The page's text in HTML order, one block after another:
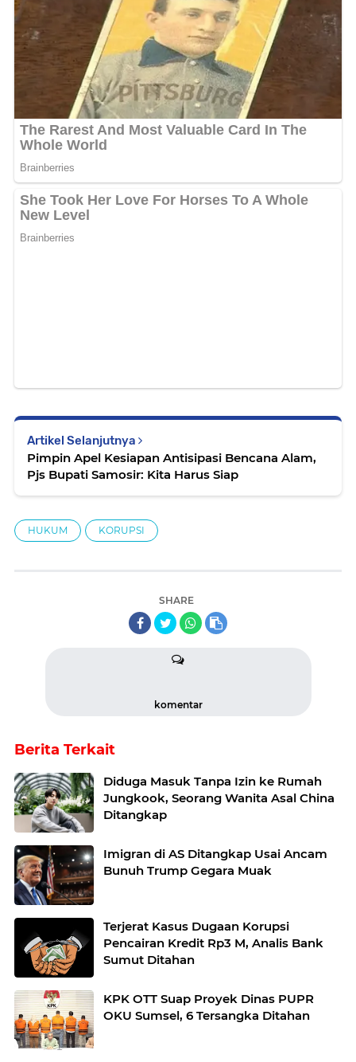
Artikel Selanjutnya
Pimpin Apel Kesiapan Antisipasi Bencana Alam,
Pjs Bupati Samosir: Kita Harus Siap
HUKUM KORUPSI
SHARE
komentar
Berita Terkait
Diduga Masuk Tanpa Izin ke Rumah
Jungkook, Seorang Wanita Asal China
Ditangkap
Imigran di AS Ditangkap Usai Ancam
Bunuh Trump Gegara Muak
Terjerat Kasus Dugaan Korupsi
Pencairan Kredit Rp3 M, Analis Bank
Sumut Ditahan
KPK OTT Suap Proyek Dinas PUPR
OKU Sumsel, 6 Tersangka Ditahan